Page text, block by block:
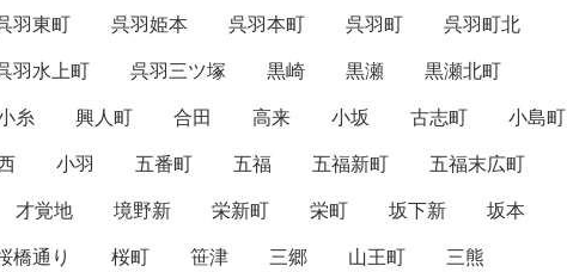
羽東町 呉羽姫本 呉羽本町 呉羽町
呉羽町北
羽水上町 呉羽三ツ塚 黒崎 黒瀬
黒瀬北町
糸 興人町 合田 高来 小坂 古志町
小島町
小羽 五番町 五福 五福新町
五福末広町
才覚地 境野新 栄新町 栄町 坂下新
坂本
橋通り 桜町 笹津 三郷 山王町
三熊